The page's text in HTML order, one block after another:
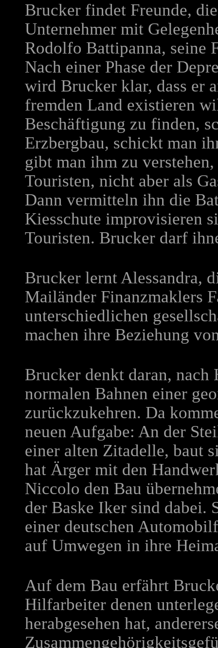
Brucker findet Freunde,
Unternehmer mit
Rodolfo Battipanna, seine
Nach einer Phase der
wird Brucker klar, dass er
fremden Land existieren
Beschäftigung zu finden,
Erzbergbau, schickt man
gibt man ihm zu
Touristen, nicht aber als
Dann vermitteln ihn die
Kiesschute improvisieren
Touristen. Brucker darf
Brucker lernt Alessandra,
Mailänder Finanzmaklers
unterschiedlichen
machen ihre Beziehung
Brucker denkt daran, nach
normalen Bahnen einer
zurückzukehren. Da
neuen Aufgabe: An der
einer alten Zitadelle, baut
hat Ärger mit den
Niccolo den Bau
der Baske Iker sind dabei.
einer deutschen
auf Umwegen in ihre
Auf dem Bau erfährt
Hilfarbeiter denen
herabgesehen hat,